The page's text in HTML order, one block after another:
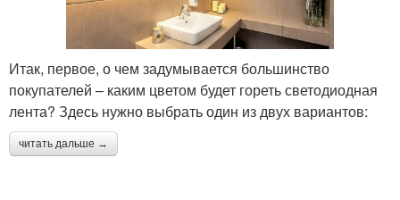
Итак, первое, о чем задумывается большинство
покупателей – каким цветом будет гореть светодиодная
лента? Здесь нужно выбрать один из двух вариантов:
читать дальше →